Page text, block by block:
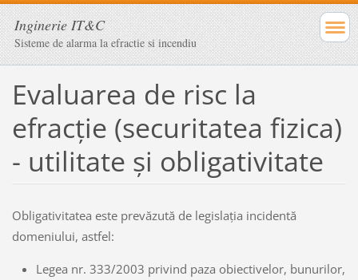
Inginerie IT&C
Sisteme de alarma la efractie si incendiu
Evaluarea de risc la
efracție (securitatea fizica)
- utilitate și obligativitate
Obligativitatea este prevăzută de legislația incidentă
domeniului, astfel:
Legea nr. 333/2003 privind paza obiectivelor, bunurilor,